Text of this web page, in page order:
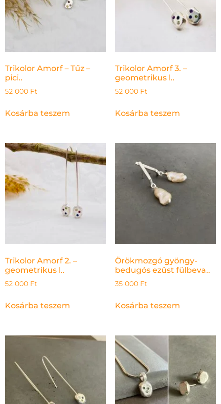
Trikolor Amorf – Tűz –
pici..
52 000 Ft
Kosárba teszem
Trikolor Amorf 3. –
geometrikus l..
52 000 Ft
Kosárba teszem
Trikolor Amorf 2. –
geometrikus l..
52 000 Ft
Kosárba teszem
Örökmozgó gyöngy-
bedugós ezüst fülbeva..
35 000 Ft
Kosárba teszem